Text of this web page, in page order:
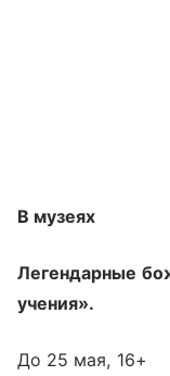
В музеях
Легендарные
учения».
До 25 мая, 16+